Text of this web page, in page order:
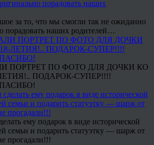
за то, что мы смогли так не ожиданно
порадовать наших родителей…
ПОРТРЕТ ПО ФОТО ДЛЯ ДОЧКИ КО
ПОДАРОК-СУПЕР!!!!
ему подарок в виде исторической
семьи и подарить статуэтку — шарж от
прогадали!!!